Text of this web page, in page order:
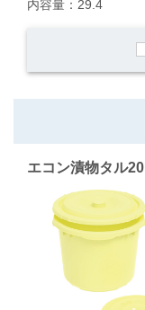
内容量：29.4
エコン漬物タル20